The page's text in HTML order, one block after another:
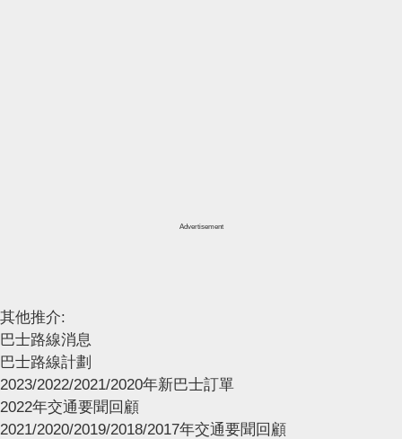
Advertisement
其他推介:
巴士路線消息
巴士路線計劃
2023/2022/2021/2020年新巴士訂單
2022年交通要聞回顧
2021/2020/2019/2018/2017年交通要聞回顧